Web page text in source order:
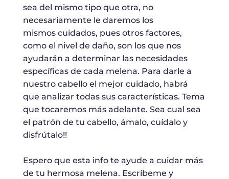
sea del mismo tipo que otra, no
necesariamente le daremos los
mismos cuidados, pues otros factores,
como el nivel de daño, son los que nos
ayudarán a determinar las necesidades
específicas de cada melena. Para darle a
nuestro cabello el mejor cuidado, habrá
que analizar todas sus características. Tema
que tocaremos más adelante. Sea cual sea
el patrón de tu cabello, ámalo, cuídalo y
disfrútalo!!
Espero que esta info te ayude a cuidar más
de tu hermosa melena. Escríbeme y